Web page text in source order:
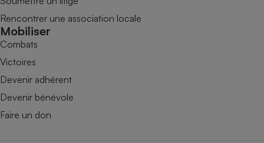
Rencontrer une association locale
Mobiliser
Combats
Victoires
Devenir adhérent
Devenir bénévole
Faire un don